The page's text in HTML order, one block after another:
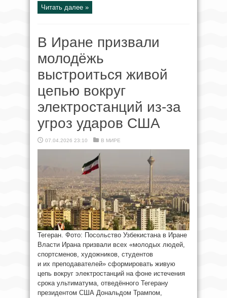
Читать далее »
В Иране призвали
молодёжь
выстроиться живой
цепью вокруг
электростанций из-за
угроз ударов США
07.04.2026 23:10 В МИРЕ
Тегеран. Фото: Посольство Узбекистана в Иране
Власти Ирана призвали всех «молодых людей,
спортсменов, художников, студентов
и их преподавателей» сформировать живую
цепь вокруг электростанций на фоне истечения
срока ультиматума, отведённого Тегерану
президентом США Дональдом Трампом,